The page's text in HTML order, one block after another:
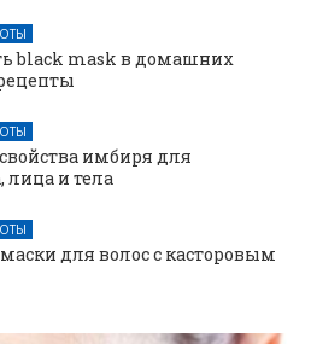
black mask в домашних
имбиря для
лица и тела
для волос с касторовым